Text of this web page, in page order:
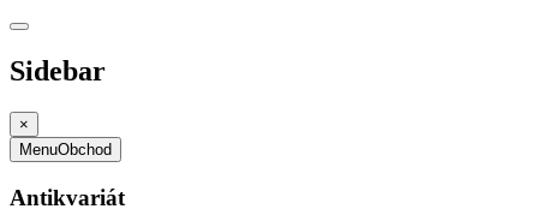
Sidebar
×
MenuObchod
Antikvariát